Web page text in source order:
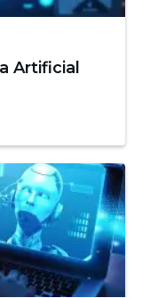
Artificial